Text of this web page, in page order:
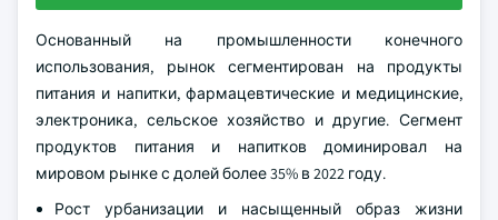
Основанный на промышленности конечного
использования, рынок сегментирован на продукты
питания и напитки, фармацевтические и медицинские,
электроника, сельское хозяйство и другие. Сегмент
продуктов питания и напитков доминировал на
мировом рынке с долей более 35% в 2022 году.
Рост урбанизации и насыщенный образ жизни